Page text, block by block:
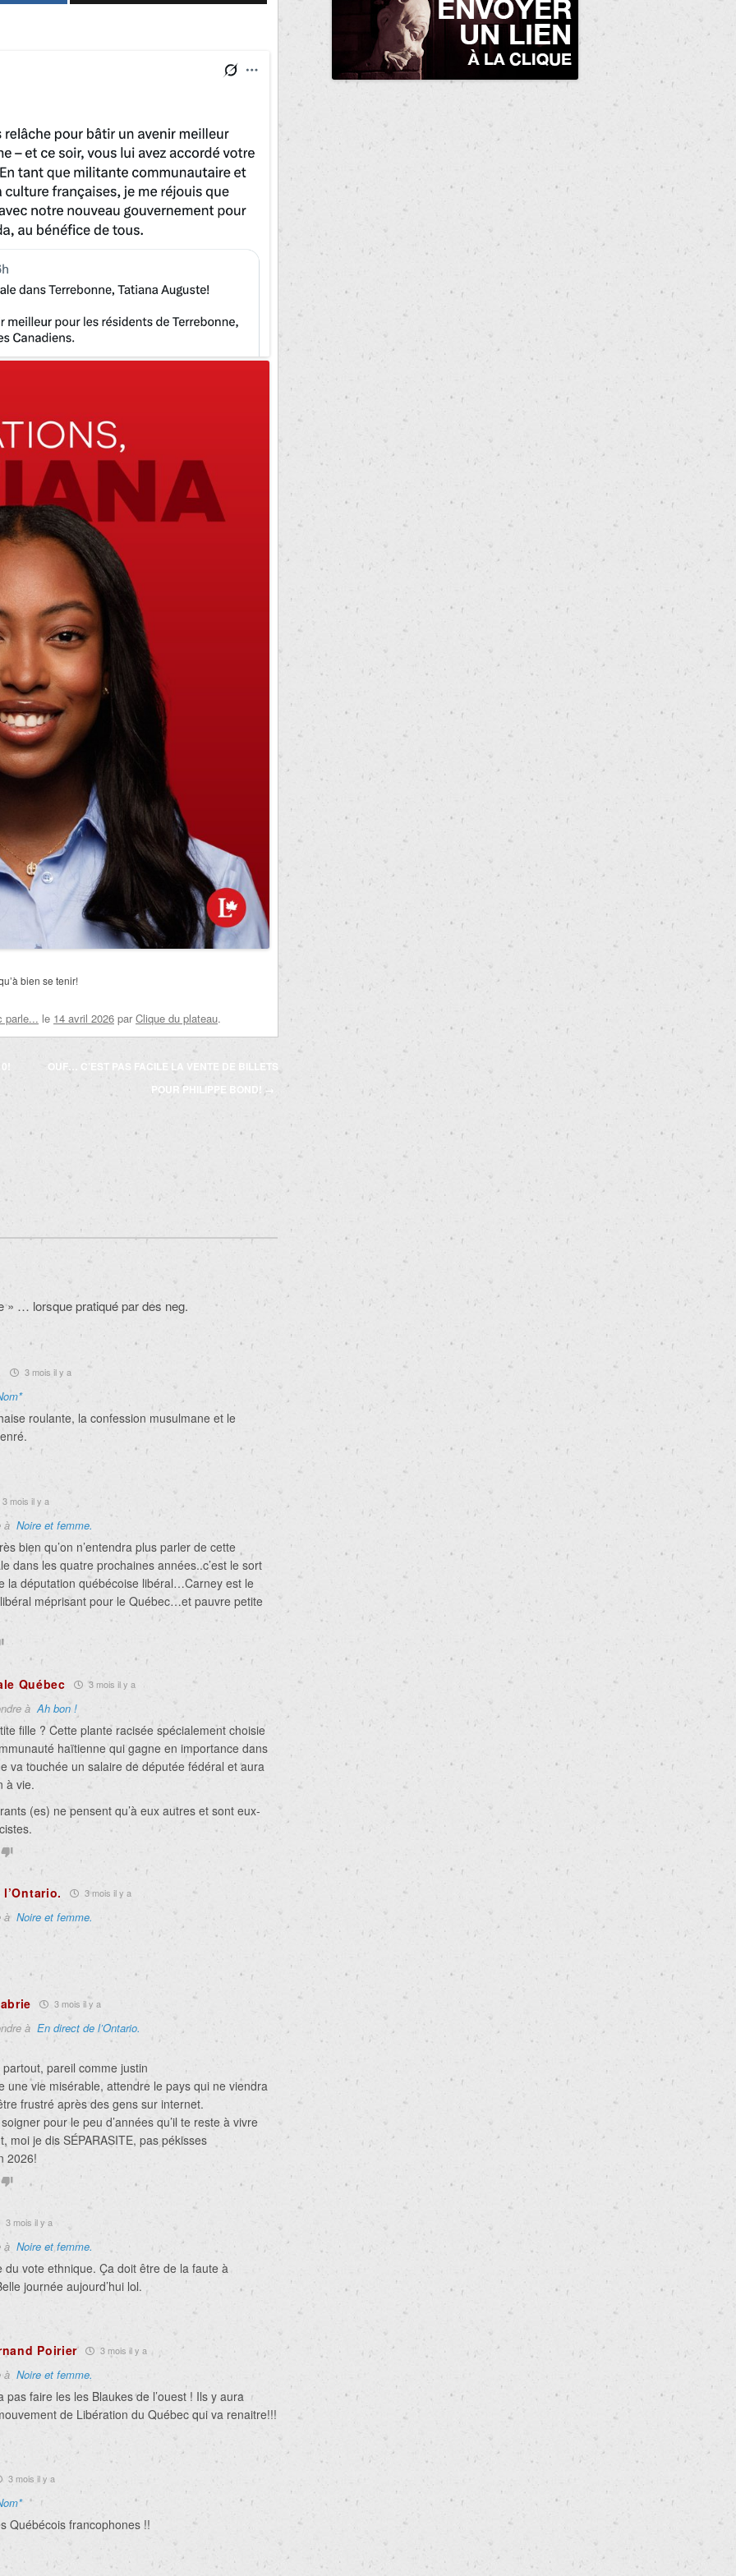
bien se tenir!
parle... le 14 avril 2026 par Clique du plateau.
OUF… C’EST PAS FACILE LA VENTE DE BILLETS
POUR PHILIPPE BOND! →
» … lorsque pratiqué par des neg.
3 mois il y a
roulante, la confession musulmane et le
3 mois il y a
à Noire et femme.
bien qu’on n’entendra plus parler de cette
dans les quatre prochaines années..c’est le sort
la députation québécoise libéral…Carney est le
méprisant pour le Québec…et pauvre petite
Québec 3 mois il y a
àAh bon !
fille ? Cette plante racisée spécialement choisie
haïtienne qui gagne en importance dans
va touchée un salaire de députée fédéral et aura
à vie.
(es) ne pensent qu’à eux autres et sont eux-
3 mois il y a
à Noire et femme.
3 mois il y a
à En direct de l’Ontario.
pareil comme justin
une vie misérable, attendre le pays qui ne viendra
frustré après des gens sur internet.
pour le peu d’années qu’il te reste à vivre
moi je dis SÉPARASITE, pas pékisses
2026!
3 mois il y a
à Noire et femme.
du vote ethnique. Ça doit être de la faute à
journée aujourd’hui lol.
Poirier 3 mois il y a
à Noire et femme.
pas faire les les Blaukes de l’ouest ! Ils y aura
de Libération du Québec qui va renaitre!!!
3 mois il y a
Québécois francophones !!